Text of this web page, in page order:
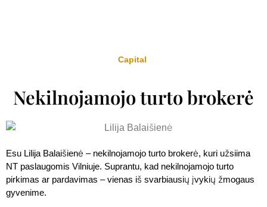
Capital
Nekilnojamojo turto brokerė
Esu Lilija Balaišienė – nekilnojamojo turto brokerė, kuri užsiima
NT paslaugomis Vilniuje. Suprantu, kad nekilnojamojo turto
pirkimas ar pardavimas – vienas iš svarbiausių įvykių žmogaus
gyvenime.